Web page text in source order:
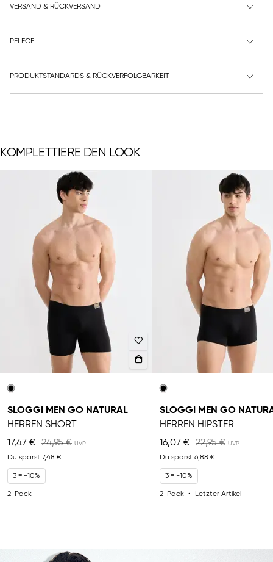
VERSAND & RÜCKVERSAND
PFLEGE
PRODUKTSTANDARDS & RÜCKVERFOLGBARKEIT
KOMPLETTIERE DEN LOOK
SLOGGI MEN GO NATURAL
HERREN SHORT
17,47 €
24,95 €
Du sparst 7,48 €
3 = -10%
2-Pack
SLOGGI MEN GO
HERREN HIPSTER
16,07 €
22,95 €
Du sparst 6,88 €
3 = -10%
2-Pack Letzter Artikel